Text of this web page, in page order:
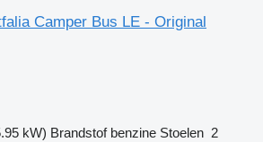
Camper Bus LE - Original
kW) Brandstof benzine Stoelen 2